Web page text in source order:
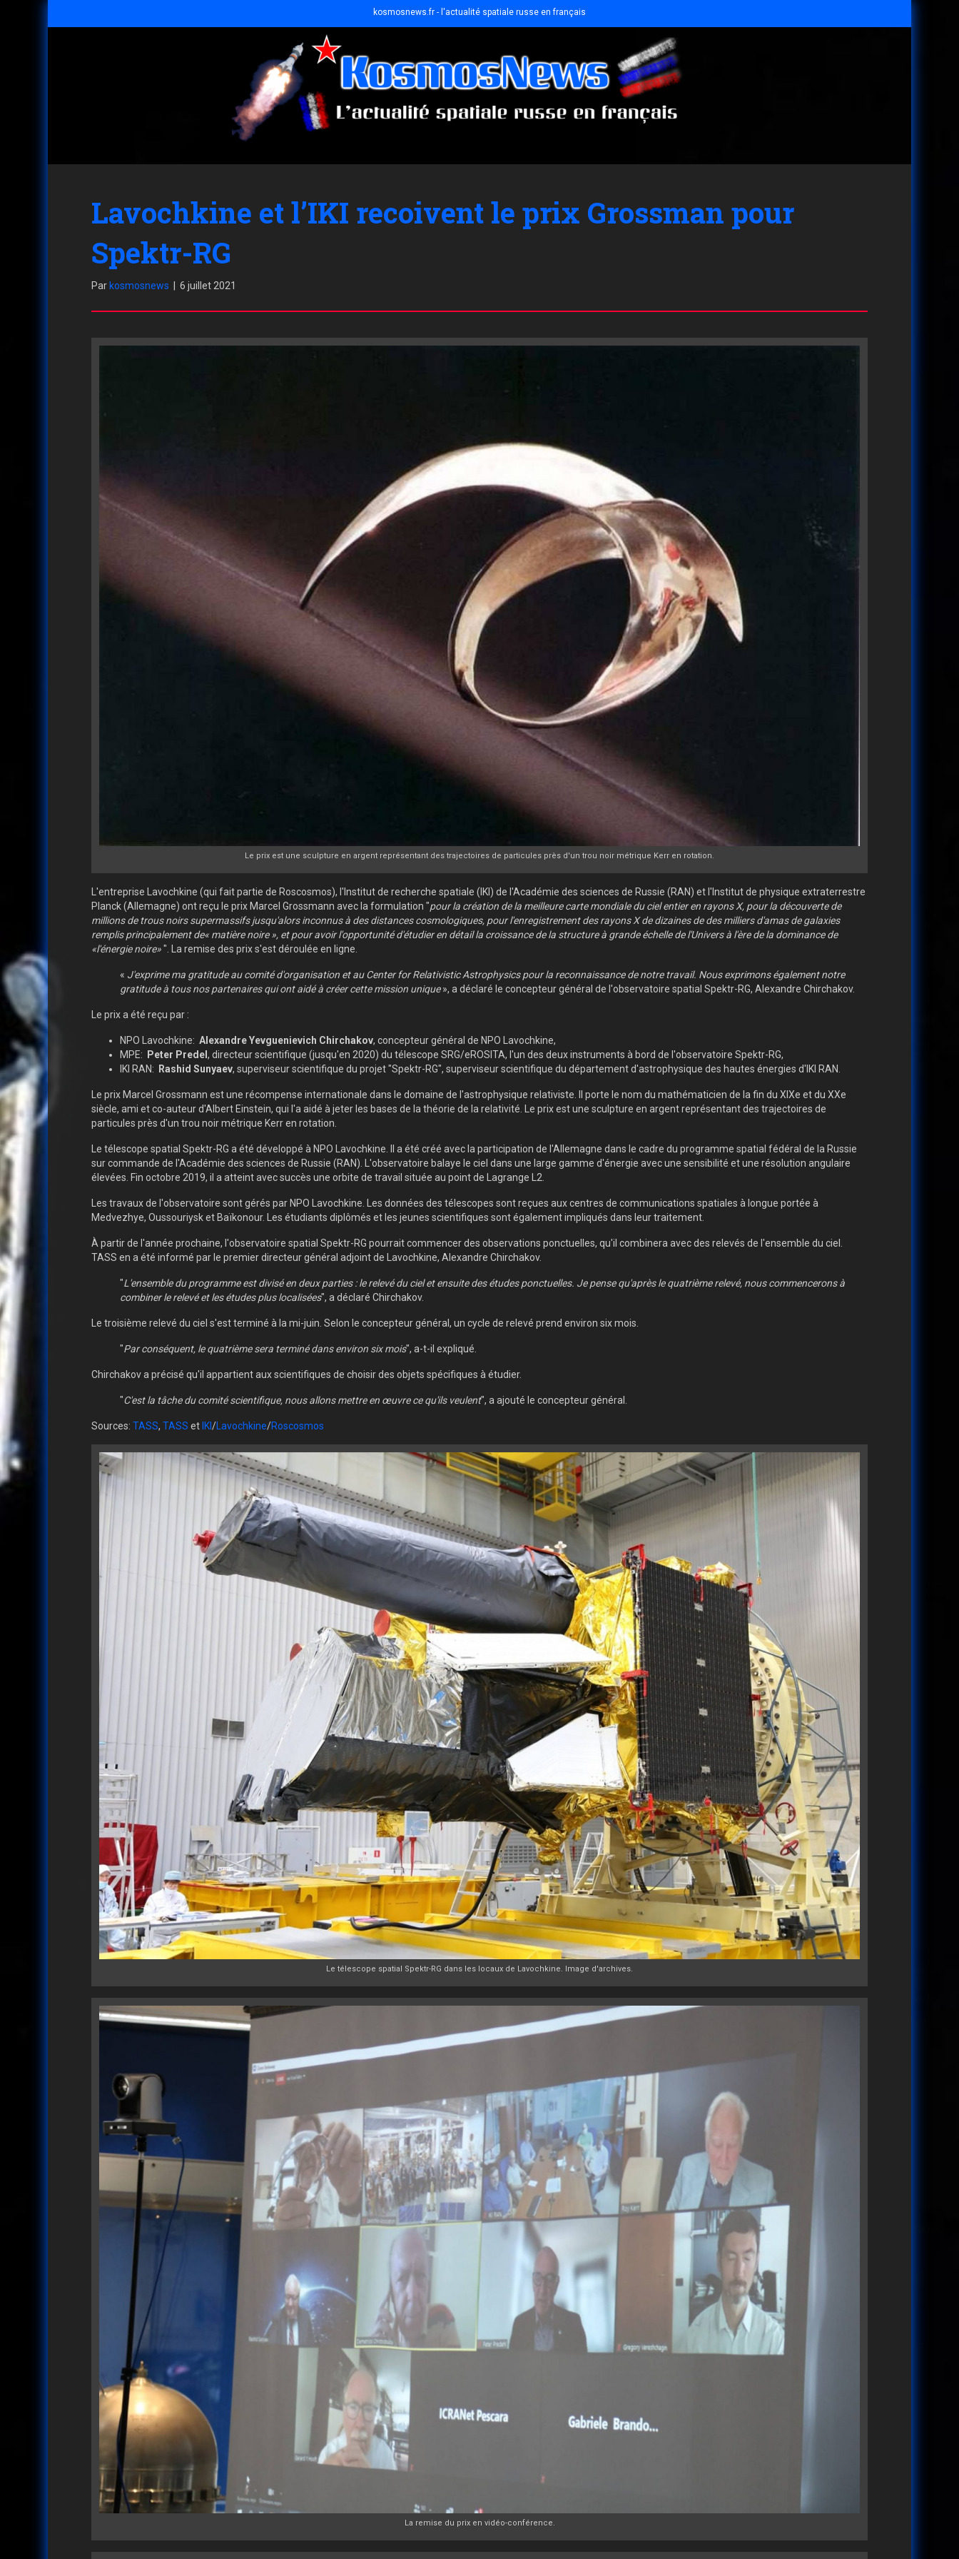
kosmosnews.fr - l'actualité spatiale russe en français
Lavochkine et l’IKI recoivent le prix Grossman pour
Spektr-RG
Par kosmosnews 6 juillet 2021
Le prix est une sculpture en argent représentant des trajectoires de particules près d'un trou noir métrique Kerr en rotation.
L'entreprise Lavochkine (qui fait partie de Roscosmos), l'Institut de recherche spatiale (IKI) de l'Académie des sciences de Russie (RAN) et l'Institut de physique extraterrestre
Planck (Allemagne) ont reçu le prix Marcel Grossmann avec la formulation "pour la création de la meilleure carte mondiale du ciel entier en rayons X, pour la découverte de
millions de trous noirs supermassifs jusqu'alors inconnus à des distances cosmologiques, pour l'enregistrement des rayons X de dizaines de des milliers d'amas de galaxies
remplis principalement de« matière noire », et pour avoir l'opportunité d'étudier en détail la croissance de la structure à grande échelle de l'Univers à l'ère de la dominance de
«l'énergie noire»". La remise des prix s'est déroulée en ligne.
« J'exprime ma gratitude au comité d'organisation et au Center for Relativistic Astrophysics pour la reconnaissance de notre travail. Nous exprimons également notre
gratitude à tous nos partenaires qui ont aidé à créer cette mission unique», a déclaré le concepteur général de l'observatoire spatial Spektr-RG, Alexandre Chirchakov.
Le prix a été reçu par :
NPO Lavochkine: Alexandre Yevguenievich Chirchakov, concepteur général de NPO Lavochkine,
MPE:
Peter Predel , directeur scientifique (jusqu'en 2020) du télescope SRG/eROSITA, l'un des deux instruments à bord de l'observatoire Spektr-RG,
IKI RAN:
Rashid Sunyaev, superviseur scientifique du projet "Spektr-RG", superviseur scientifique du département d'astrophysique des hautes énergies d'IKI RAN.
Le prix Marcel Grossmann est une récompense internationale dans le domaine de l'astrophysique relativiste. Il porte le nom du mathématicien de la fin du XIXe et du XXe
siècle, ami et co-auteur d'Albert Einstein, qui l'a aidé à jeter les bases de la théorie de la relativité. Le prix est une sculpture en argent représentant des trajectoires de
particules près d'un trou noir métrique Kerr en rotation.
Le télescope spatial Spektr-RG a été développé à NPO Lavochkine. Il a été créé avec la participation de l'Allemagne dans le cadre du programme spatial fédéral de la Russie
sur commande de l'Académie des sciences de Russie (RAN). L'observatoire balaye le ciel dans une large gamme d'énergie avec une sensibilité et une résolution angulaire
élevées. Fin octobre 2019, il a atteint avec succès une orbite de travail située au point de Lagrange L2.
Les travaux de l'observatoire sont gérés par NPO Lavochkine. Les données des télescopes sont reçues aux centres de communications spatiales à longue portée à
Medvezhye, Oussouriysk et Baïkonour. Les étudiants diplômés et les jeunes scientifiques sont également impliqués dans leur traitement.
À partir de l'année prochaine, l'observatoire spatial Spektr-RG pourrait commencer des observations ponctuelles, qu'il combinera avec des relevés de l'ensemble du ciel.
TASS en a été informé par le premier directeur général adjoint de Lavochkine, Alexandre Chirchakov.
"L'ensemble du programme est divisé en deux parties : le relevé du ciel et ensuite des études ponctuelles. Je pense qu'après le quatrième relevé, nous commencerons à
combiner le relevé et les études plus localisées", a déclaré Chirchakov.
Le troisième relevé du ciel s'est terminé à la mi-juin. Selon le concepteur général, un cycle de relevé prend environ six mois.
"Par conséquent, le quatrième sera terminé dans environ six mois", a-t-il expliqué.
Chirchakov a précisé qu'il appartient aux scientifiques de choisir des objets spécifiques à étudier.
"C'est la tâche du comité scientifique, nous allons mettre en œuvre ce qu'ils veulent", a ajouté le concepteur général.
Sources: TASS, TASS et IKI/Lavochkine/Roscosmos
Le télescope spatial Spektr-RG dans les locaux de Lavochkine. Image d'archives.
La remise du prix en vidéo-conférence.